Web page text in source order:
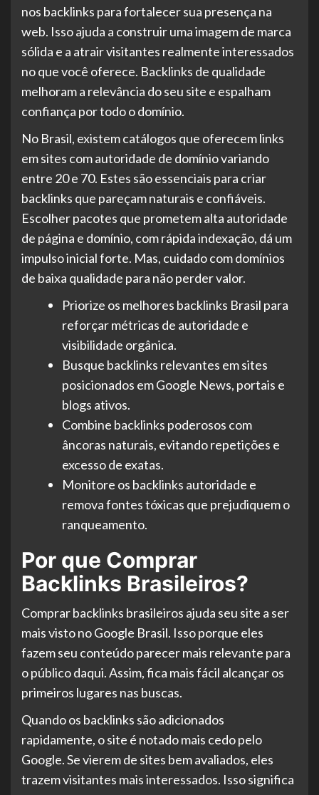
nos backlinks para fortalecer sua presença na
web. Isso ajuda a construir uma imagem de marca
sólida e a atrair visitantes realmente interessados
no que você oferece. Backlinks de qualidade
melhoram a relevância do seu site e espalham
confiança por todo o domínio.
No Brasil, existem catálogos que oferecem links
em sites com autoridade de domínio variando
entre 20 e 70. Estes são essenciais para criar
backlinks que pareçam naturais e confiáveis.
Escolher pacotes que prometem alta autoridade
de página e domínio, com rápida indexação, dá um
impulso inicial forte. Mas, cuidado com domínios
de baixa qualidade para não perder valor.
Priorize os melhores backlinks Brasil para
reforçar métricas de autoridade e
visibilidade orgânica.
Busque backlinks relevantes em sites
posicionados em Google News, portais e
blogs ativos.
Combine backlinks poderosos com
âncoras naturais, evitando repetições e
excesso de exatas.
Monitore os backlinks autoridade e
remova fontes tóxicas que prejudiquem o
ranqueamento.
Por que Comprar
Backlinks Brasileiros?
Comprar backlinks brasileiros ajuda seu site a ser
mais visto no Google Brasil. Isso porque eles
fazem seu conteúdo parecer mais relevante para
o público daqui. Assim, fica mais fácil alcançar os
primeiros lugares nas buscas.
Quando os backlinks são adicionados
rapidamente, o site é notado mais cedo pelo
Google. Se vierem de sites bem avaliados, eles
trazem visitantes mais interessados. Isso significa